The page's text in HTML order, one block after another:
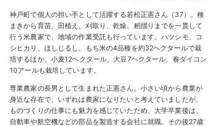
神戸町で個人の担い手として活躍する若松正憲さん（37）。種
まきから育苗、田植え、刈取り、乾燥、籾摺りまでを一貫して
行う米農家で、地域の作業受託も行っています。ハツシモ、コ
シヒカリ、ほしじるし、もち米の4品種を約32ヘクタールで栽
培するほか、小麦12ヘクタール、大豆7ヘクタール、春ダイコン
10アールも栽培しています。
専業農家の長男として生まれた正憲さん。小さい頃から農業が
身近な存在で、いずれは農家になりたいと考えていましたが、
ものづくりの仕事にも魅力を感じていたため、大学卒業後は、
自動車や航空機などの部品を製造する会社に就職。その後27歳